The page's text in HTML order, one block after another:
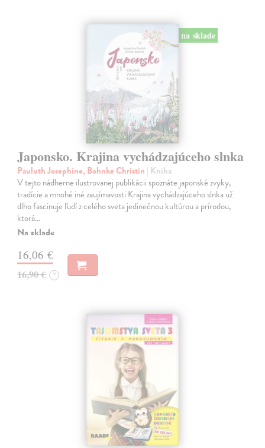
na sklade
Japonsko. Krajina vychádzajúceho slnka
Pauluth Josephine, Bohnke Christin | Kniha
V tejto nádherne ilustrovanej publikácii spoznáte japonské zvyky,
tradície a mnohé iné zaujímavosti Krajina vychádzajúceho slnka už
dlho fascinuje ľudí z celého sveta jedinečnou kultúrou a prírodou,
ktorá…
Na sklade
16,06 €
16,90 € ?